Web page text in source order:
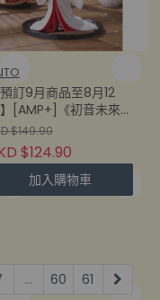
預訂9月商品至8月12
[AMP+]《初音未來》
音 -ALL STARS
$149.90
$124.90
加入購物車
... 60 61